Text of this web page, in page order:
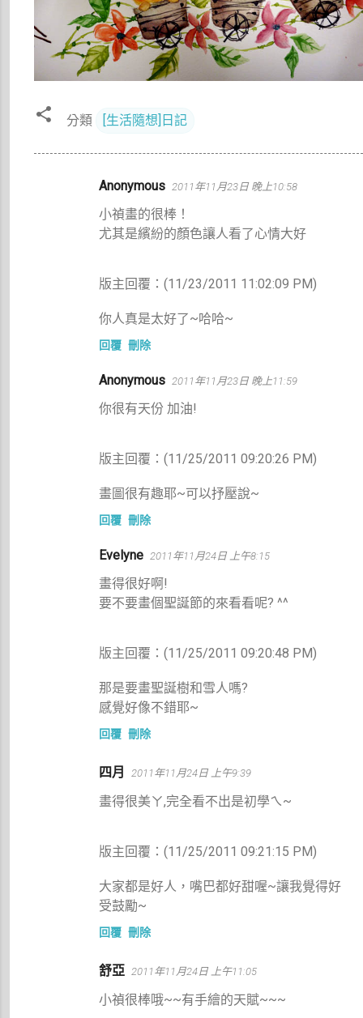
分類 [生活隨想]日記
Anonymous 2011年11月23日 晚上10:58
小禎畫的很棒！
尤其是繽紛的顏色讓人看了心情大好
版主回覆：(11/23/2011 11:02:09 PM)
你人真是太好了~哈哈~
回覆 刪除
Anonymous 2011年11月23日 晚上11:59
你很有天份 加油!
版主回覆：(11/25/2011 09:20:26 PM)
畫圖很有趣耶~可以抒壓說~
回覆 刪除
Evelyne 2011年11月24日 上午8:15
畫得很好啊!
要不要畫個聖誕節的來看看呢? ^^
版主回覆：(11/25/2011 09:20:48 PM)
那是要畫聖誕樹和雪人嗎?
感覺好像不錯耶~
回覆 刪除
四月 2011年11月24日 上午9:39
畫得很美ㄚ,完全看不出是初學ㄟ~
版主回覆：(11/25/2011 09:21:15 PM)
大家都是好人，嘴巴都好甜喔~讓我覺得好
受鼓勵~
回覆 刪除
舒亞 2011年11月24日 上午11:05
小禎很棒哦~~有手繪的天賦~~~